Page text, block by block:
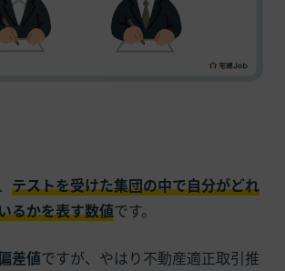
テストを受けた集団の中で自分がどれ
るかを表す数値です。
差値ですが、やはり不動産適正取引推